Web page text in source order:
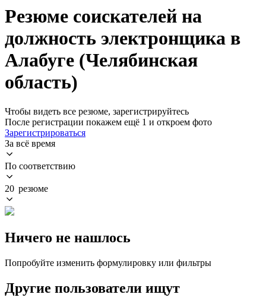
Резюме соискателей на
должность электронщика в
Алабуге (Челябинская
область)
Чтобы видеть все резюме, зарегистрируйтесь
После регистрации покажем ещё 1 и откроем фото
Зарегистрироваться
За всё время
По соответствию
20 резюме
Ничего не нашлось
Попробуйте изменить формулировку или фильтры
Другие пользователи ищут